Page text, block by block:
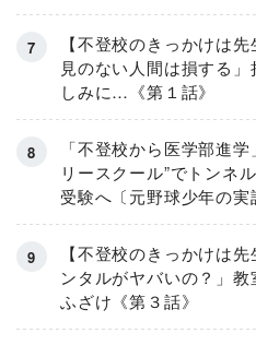
【不登校のきっかけは
見のない人間は損する
しみに…《第１話》
「不登校から医学部進
リースクール”でトンネ
受験へ〔元野球少年の実
【不登校のきっかけは
ンタルがヤバいの？」
ふざけ《第３話》